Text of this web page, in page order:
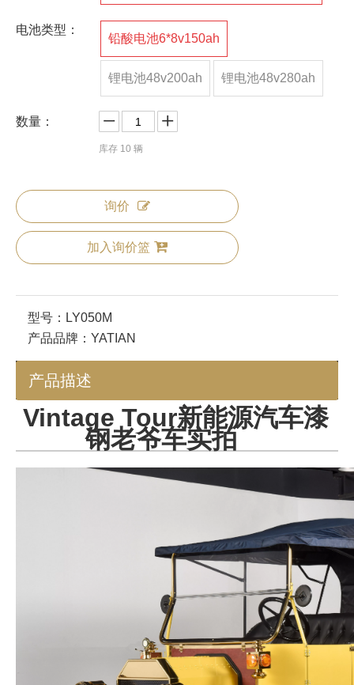
电池类型：
铅酸电池6*8v150ah
锂电池48v200ah 锂电池48v280ah
数量：
库存 10 辆
询价
加入询价篮
型号： LY050M
产品品牌： YATIAN
产品描述
Vintage Tour新能源汽车漆
钢老爷车实拍